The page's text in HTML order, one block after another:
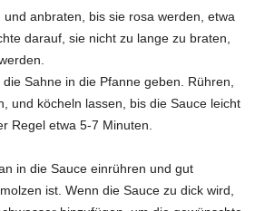
anbraten, bis sie rosa werden, etwa
darauf, sie nicht zu lange zu braten,
Sahne in die Pfanne geben. Rühren,
und köcheln lassen, bis die Sauce leicht
Regel etwa 5-7 Minuten.
in die Sauce einrühren und gut
ist. Wenn die Sauce zu dick wird,